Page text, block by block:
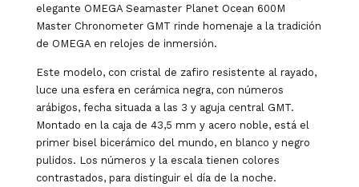
elegante OMEGA Seamaster Planet Ocean 600M
Master Chronometer GMT rinde homenaje a la tradición
de OMEGA en relojes de inmersión.
Este modelo, con cristal de zafiro resistente al rayado,
luce una esfera en cerámica negra, con números
arábigos, fecha situada a las 3 y aguja central GMT.
Montado en la caja de 43,5 mm y acero noble, está el
primer bisel bicerámico del mundo, en blanco y negro
pulidos. Los números y la escala tienen colores
contrastados, para distinguir el día de la noche.